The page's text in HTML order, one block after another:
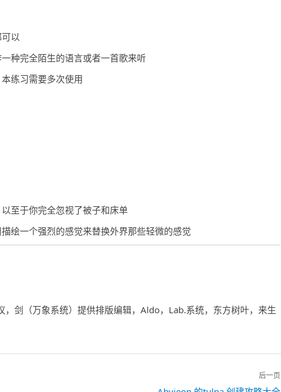
以
种完全陌生的语言或者一首歌来听
练习需要多次使用
至于你完全忽视了被子和床单
绘一个强烈的感觉来替换外界那些轻微的感觉
剑（万象系统）提供排版编辑，Aldo，Lab.系统，东方树叶，来生
后一页